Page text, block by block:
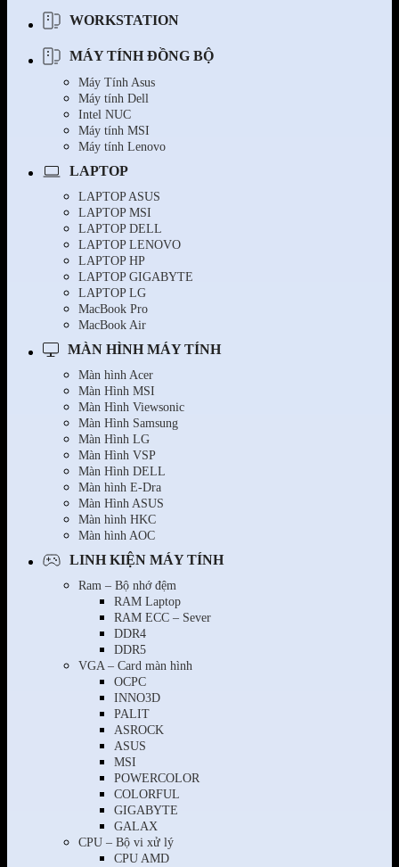
WORKSTATION
MÁY TÍNH ĐỒNG BỘ
Máy Tính Asus
Máy tính Dell
Intel NUC
Máy tính MSI
Máy tính Lenovo
LAPTOP
LAPTOP ASUS
LAPTOP MSI
LAPTOP DELL
LAPTOP LENOVO
LAPTOP HP
LAPTOP GIGABYTE
LAPTOP LG
MacBook Pro
MacBook Air
MÀN HÌNH MÁY TÍNH
Màn hình Acer
Màn Hình MSI
Màn Hình Viewsonic
Màn Hình Samsung
Màn Hình LG
Màn Hình VSP
Màn Hình DELL
Màn hình E-Dra
Màn Hình ASUS
Màn hình HKC
Màn hình AOC
LINH KIỆN MÁY TÍNH
Ram – Bộ nhớ đệm
RAM Laptop
RAM ECC – Sever
DDR4
DDR5
VGA – Card màn hình
OCPC
INNO3D
PALIT
ASROCK
ASUS
MSI
POWERCOLOR
COLORFUL
GIGABYTE
GALAX
CPU – Bộ vi xử lý
CPU AMD